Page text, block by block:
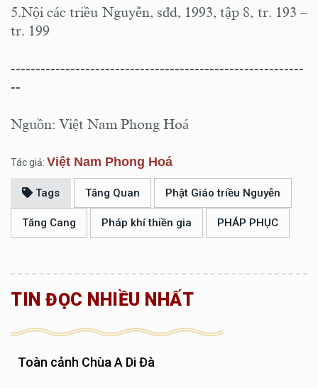
5.Nội các triều Nguyễn, sđd, 1993, tập 8, tr. 193 –
tr. 199
-----------------------------------------------------------
--
Nguồn: Việt Nam Phong Hoá
Tác giả: Việt Nam Phong Hoá
Tags Tăng Quan Phật Giáo triều Nguyễn
Tăng Cang Pháp khí thiền gia PHÁP PHỤC
TIN ĐỌC NHIỀU NHẤT
Toàn cảnh Chùa A Di Đà